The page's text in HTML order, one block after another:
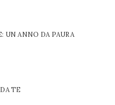
UN ANNO DA PAURA
TE